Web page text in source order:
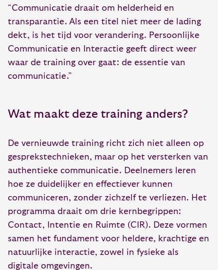
“Communicatie draait om helderheid en
transparantie. Als een titel niet meer de lading
dekt, is het tijd voor verandering. Persoonlijke
Communicatie en Interactie geeft direct weer
waar de training over gaat: de essentie van
communicatie.”
Wat maakt deze training anders?
De vernieuwde training richt zich niet alleen op
gesprekstechnieken, maar op het versterken van
authentieke communicatie. Deelnemers leren
hoe ze duidelijker en effectiever kunnen
communiceren, zonder zichzelf te verliezen. Het
programma draait om drie kernbegrippen:
Contact, Intentie en Ruimte (CIR). Deze vormen
samen het fundament voor heldere, krachtige en
natuurlijke interactie, zowel in fysieke als
digitale omgevingen.